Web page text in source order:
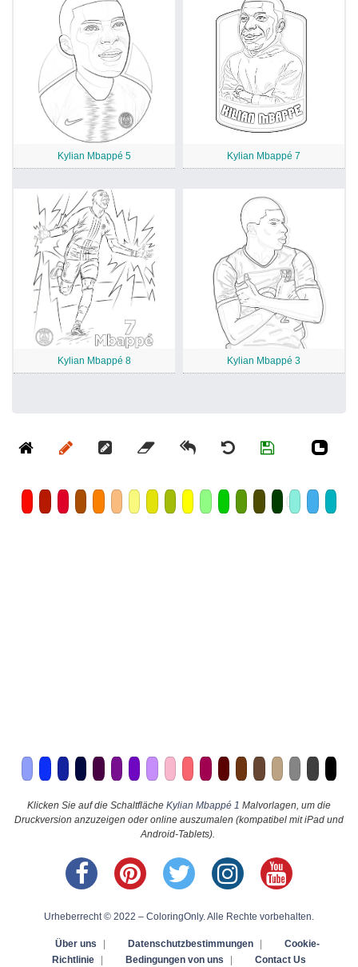
Kylian Mbappé 5 Kylian Mbappé 7
Kylian Mbappé 8 Kylian Mbappé 3
Klicken Sie auf die Schaltfläche Kylian Mbappé 1 Malvorlagen, um die
Druckversion anzuzeigen oder online auszumalen (kompatibel mit iPad und
Android-Tablets).
Urheberrecht © 2022 – ColoringOnly. Alle Rechte vorbehalten.
Über uns Datenschutzbestimmungen
Cookie-
Richtlinie
Bedingungen von uns Contact Us